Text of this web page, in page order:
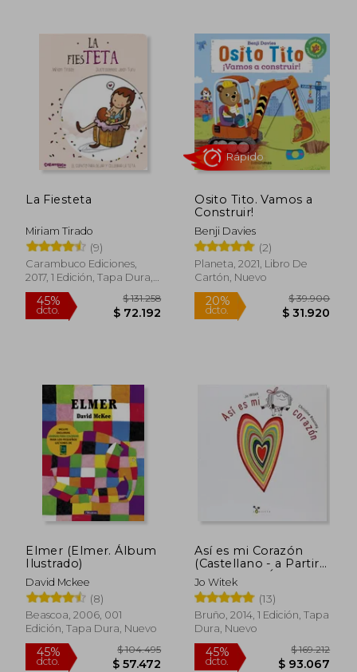
20%
$ 60.000
20%
dcto.
$
$
La Fiesteta
Miriam Tirado
(9)
Carambuco Ediciones,
2017, 1 Edición, Tapa Dura,
Nuevo
45%
dcto.
$ 131.258
$ 72.192
Osito Tito. Vamos a
Construir!
Benji Davies
(2)
Planeta, 2021, Libro De
Cartón, Nuevo
20%
dcto.
Rápido
Elmer (Elmer. Álbum
Ilustrado)
David Mckee
(8)
Beascoa, 2006, 001
Edición, Tapa Dura, Nuevo
Así es mi Corazón
(Castellano - a Partir
de 3 Años - Álbumes
- Cubilete)
Jo Witek
(13)
Bruño, 2014, 1 Edición, Tapa
Dura, Nuevo